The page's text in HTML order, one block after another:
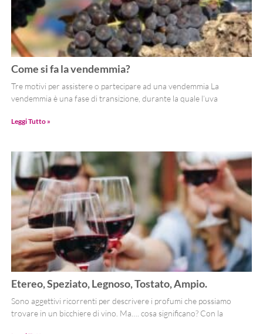
Come si fa la vendemmia?
Tre motivi per assistere o partecipare ad una vendemmia La
vendemmia è una fase di transizione, durante la quale l’uva
Leggi Tutto »
Etereo, Speziato, Legnoso, Tostato, Ampio.
Sono aggettivi ricorrenti per descrivere i profumi che possiamo
trovare in un bicchiere di vino. Ma…. cosa significano? Con la